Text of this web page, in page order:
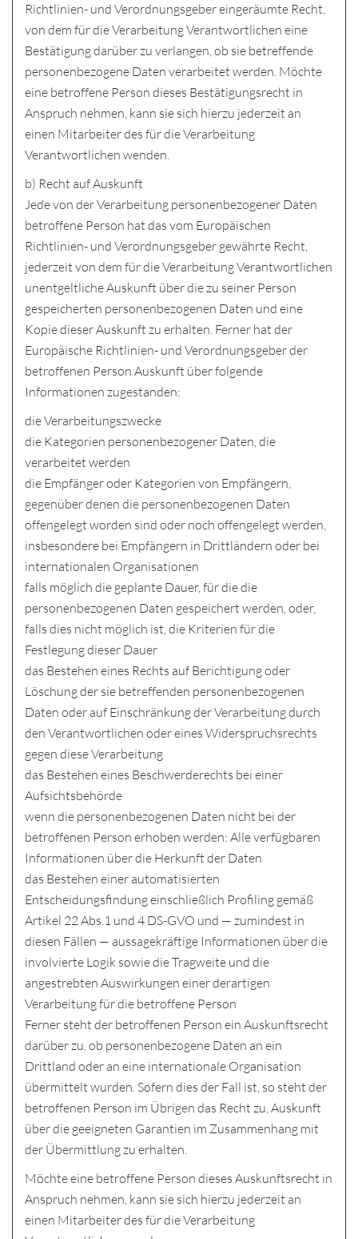
Richtlinien- und Verordnungsgeber eingeräumte Recht,
von dem für die Verarbeitung Verantwortlichen eine
Bestätigung darüber zu verlangen, ob sie betreffende
personenbezogene Daten verarbeitet werden. Möchte
eine betroffene Person dieses Bestätigungsrecht in
Anspruch nehmen, kann sie sich hierzu jederzeit an
einen Mitarbeiter des für die Verarbeitung
Verantwortlichen wenden.
b) Recht auf Auskunft
Jede von der Verarbeitung personenbezogener Daten
betroffene Person hat das vom Europäischen
Richtlinien- und Verordnungsgeber gewährte Recht,
jederzeit von dem für die Verarbeitung Verantwortlichen
unentgeltliche Auskunft über die zu seiner Person
gespeicherten personenbezogenen Daten und eine
Kopie dieser Auskunft zu erhalten. Ferner hat der
Europäische Richtlinien- und Verordnungsgeber der
betroffenen Person Auskunft über folgende
Informationen zugestanden:
die Verarbeitungszwecke
die Kategorien personenbezogener Daten, die
verarbeitet werden
die Empfänger oder Kategorien von Empfängern,
gegenüber denen die personenbezogenen Daten
offengelegt worden sind oder noch offengelegt werden,
insbesondere bei Empfängern in Drittländern oder bei
internationalen Organisationen
falls möglich die geplante Dauer, für die die
personenbezogenen Daten gespeichert werden, oder,
falls dies nicht möglich ist, die Kriterien für die
Festlegung dieser Dauer
das Bestehen eines Rechts auf Berichtigung oder
Löschung der sie betreffenden personenbezogenen
Daten oder auf Einschränkung der Verarbeitung durch
den Verantwortlichen oder eines Widerspruchsrechts
gegen diese Verarbeitung
das Bestehen eines Beschwerderechts bei einer
Aufsichtsbehörde
wenn die personenbezogenen Daten nicht bei der
betroffenen Person erhoben werden: Alle verfügbaren
Informationen über die Herkunft der Daten
das Bestehen einer automatisierten
Entscheidungsfindung einschließlich Profiling gemäß
Artikel 22 Abs.1 und 4 DS-GVO und — zumindest in
diesen Fällen — aussagekräftige Informationen über die
involvierte Logik sowie die Tragweite und die
angestrebten Auswirkungen einer derartigen
Verarbeitung für die betroffene Person
Ferner steht der betroffenen Person ein Auskunftsrecht
darüber zu, ob personenbezogene Daten an ein
Drittland oder an eine internationale Organisation
übermittelt wurden. Sofern dies der Fall ist, so steht der
betroffenen Person im Übrigen das Recht zu, Auskunft
über die geeigneten Garantien im Zusammenhang mit
der Übermittlung zu erhalten.
Möchte eine betroffene Person dieses Auskunftsrecht in
Anspruch nehmen, kann sie sich hierzu jederzeit an
einen Mitarbeiter des für die Verarbeitung